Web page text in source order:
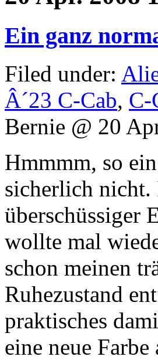
Ein ganz
Filed under:
Â´23 C-Cab, C-
Bernie @ 20
Hmmmm, so
sicherlich nicht.
überschüssiger
wollte mal
schon meinen
Ruhezustand
praktisches
eine neue